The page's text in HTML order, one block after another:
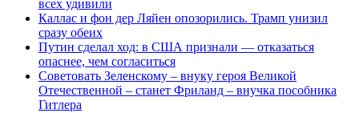
всех удивили
Каллас и фон дер Ляйен опозорились. Трамп унизил
сразу обеих
Путин сделал ход: в США признали — отказаться
опаснее, чем согласиться
Советовать Зеленскому – внуку героя Великой
Отечественной – станет Фриланд – внучка пособника
Гитлера